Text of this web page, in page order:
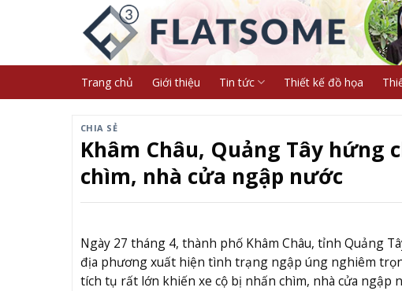
Trang chủ Giới thiệu Tin tức Thiết kế đồ họa
CHIA SẺ
Khâm Châu, Quảng Tây hứng
chìm, nhà cửa ngập nước
Ngày 27 tháng 4, thành phố Khâm Châu, tỉnh Quảng
địa phương xuất hiện tình trạng ngập úng nghiêm
tích tụ rất lớn khiến xe cộ bị nhấn chìm, nhà cửa